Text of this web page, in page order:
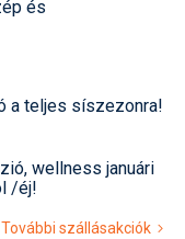
és
a teljes síszezonra!
wellness januári
/éj!
További szállásakciók